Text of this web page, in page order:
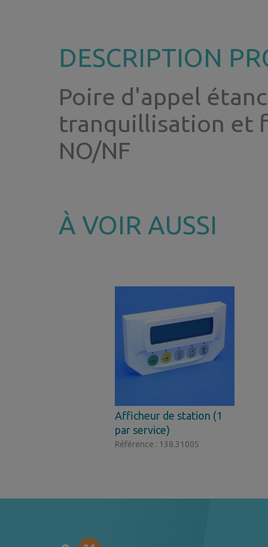
DESCRIPTION
Poire d'appel
tranquillisation et
NO/NF
À VOIR AUSSI
Afficheur de station (1
par service)
Référence : 138.3100S